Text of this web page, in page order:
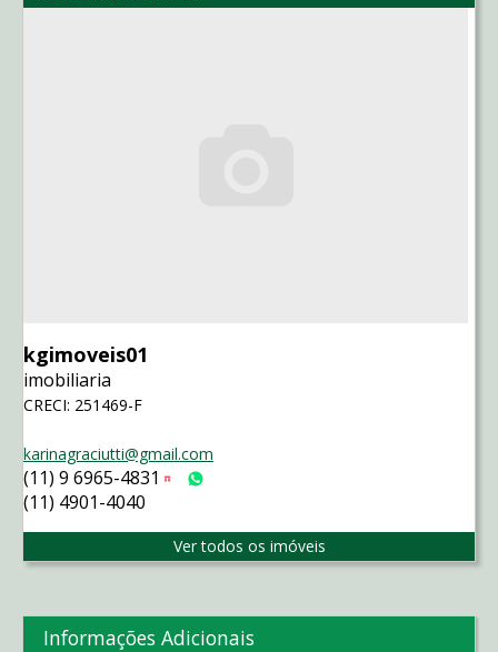
kgimoveis01
imobiliaria
CRECI: 251469-F
karinagraciutti@gmail.com
(11) 9 6965-4831 Tim
(11) 4901-4040
Ver todos os imóveis
Informações Adicionais